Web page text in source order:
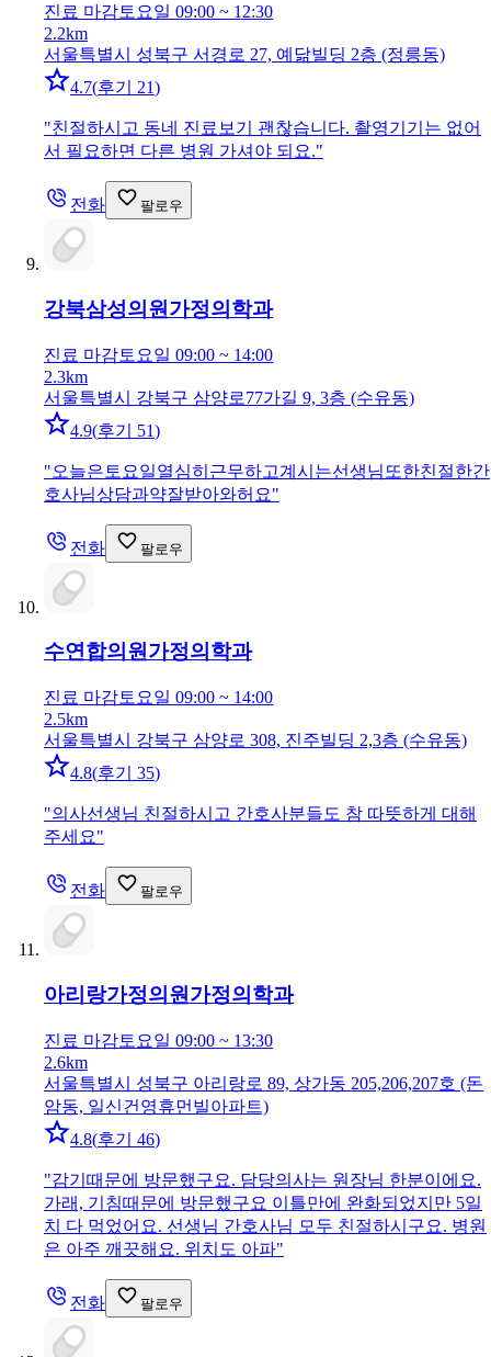
진료 마감토요일 09:00 ~ 12:30
2.2km
서울특별시 성북구 서경로 27, 예닮빌딩 2층 (정릉동)
4.7(후기 21)
"친절하시고 동네 진료보기 괜찮습니다. 촬영기기는 없어
서 필요하면 다른 병원 가셔야 되요."
전화 팔로우
강북삼성의원 가정의학과
진료 마감토요일 09:00 ~ 14:00
2.3km
서울특별시 강북구 삼양로77가길 9, 3층 (수유동)
4.9(후기 51)
"오늘은토요일열심히근무하고계시는선생님또한친절한간
호사님상담과약잘받아와허요"
전화 팔로우
수연합의원가정의학과
진료 마감토요일 09:00 ~ 14:00
2.5km
서울특별시 강북구 삼양로 308, 진주빌딩 2,3층 (수유동)
4.8(후기 35)
"의사선생님 친절하시고 간호사분들도 참 따뜻하게 대해
주세요"
전화 팔로우
아리랑가정의원 가정의학과
진료 마감토요일 09:00 ~ 13:30
2.6km
서울특별시 성북구 아리랑로 89, 상가동 205,206,207호 (돈
암동, 일신건영휴먼빌아파트)
4.8(후기 46)
"감기때문에 방문했구요. 담당의사는 원장님 한분이에요.
가래, 기침때문에 방문했구요 이틀만에 완화되었지만 5일
치 다 먹었어요. 선생님 간호사님 모두 친절하시구요. 병원
은 아주 깨끗해요. 위치도 아파"
전화 팔로우